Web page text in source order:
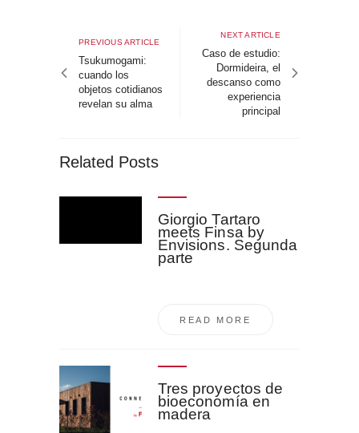
entradas
Previous
article
PREVIOUS ARTICLE
Tsukumogami:
cuando los
objetos cotidianos
revelan su alma
Next
article
NEXT ARTICLE
Caso de estudio:
Dormideira, el
descanso como
experiencia
principal
Related Posts
Giorgio Tartaro
meets Finsa by
Envisions. Segunda
parte
READ MORE
Tres proyectos de
bioeconomía en
madera